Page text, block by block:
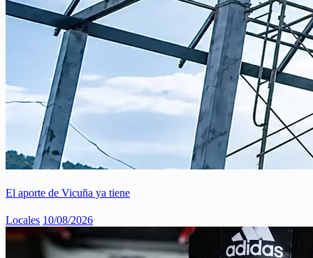
El aporte de Vicuña ya tiene
Locales 10/08/2026